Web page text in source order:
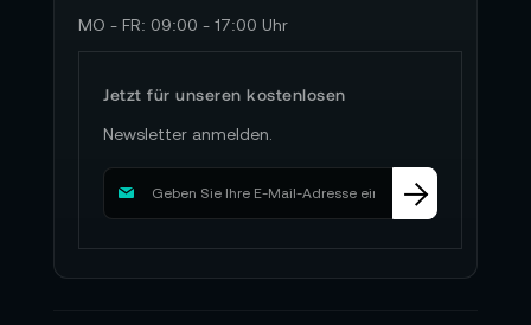
MO - FR: 09:00 - 17:00 Uhr
Jetzt für unseren kostenlosen
Newsletter anmelden.
M
d